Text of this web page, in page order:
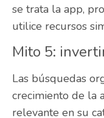
se trata la app,
utilice recursos
Mito 5:
Las búsquedas
crecimiento de la
relevante en su